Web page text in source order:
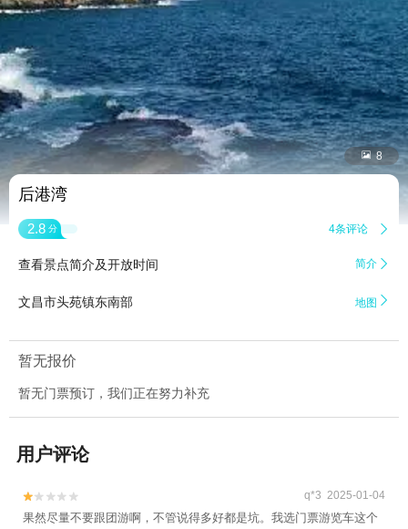
 8
后港湾
2.8 分 4条评论 
查看景点简介及开放时间 简介 
文昌市头苑镇东南部 地图 
暂无报价
暂无门票预订，我们正在努力补充
用户评论

 q*3 2025-01-04
果然尽量不要跟团游啊，不管说得多好都是坑。我选门票游览车这个
